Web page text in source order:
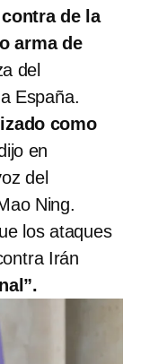
de la
arma de
del
a España.
como
en
del
Ning.
los ataques
Irán